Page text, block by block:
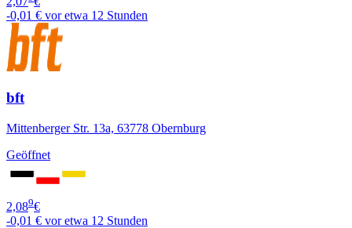
-0,01 € vor etwa 12 Stunden
bft
Mittenberger Str. 13a, 63778 Obernburg
Geöffnet
2,089€
-0,01 € vor etwa 12 Stunden